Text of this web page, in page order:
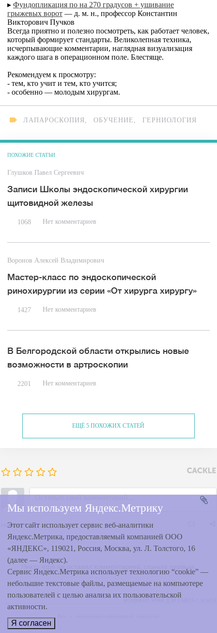
▸ Фундопликация по на 270 градусов + ушивание
грыжевых ворот — д. м. н., профессор Константин
Викторович Пучков
Всегда приятно и полезно посмотреть, как работает человек,
который формирует стандарты. Великолепная техника,
исчерпывающие комментарии, наглядная визуализация
каждого шага в операционном поле. Блестяще.
Рекомендуем к просмотру:
- тем, кто учит и тем, кто учится;
- особенно — молодым хирургам.
ЛАПАРОСКОПИЯ, ОБУЧЕНИЕ , ГЕРНИОЛОГИЯ
ПОХОЖИЕ СТАТЬИ
Глушков Павел Сергеевич
Записи Школы эндоскопической хирургии
щитовидной железы
1068 Нет комментариев
Воронов Алексей Владимирович
Мастер-класс по эндоскопической
ринохирургии из серии «От хирурга хирургу»
1427 Нет комментариев
В Белгородской области открылись новые
возможности в артроскопии
2201 Нет комментариев
ЕЩЁ 5 ПОХОЖИХ СТАТЕЙ
Новые
Никто ещё не оставил комментариев, станьте первым.
Мы используем Яндекс.Метрику
Этот сайт использует сервис веб-аналитики
Яндекс.Метрика, предоставляемый компанией ООО
«ЯНДЕКС», 119021, Россия, Москва, ул. Л. Толстого, 16
(далее — Яндекс).
Сервис Яндекс.Метрика использует технологию “cookie” —
небольшие текстовые файлы, размещаемые на компьютере
пользователей с целью анализа их пользовательской
активности.
Я согласен